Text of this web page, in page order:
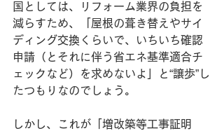
国としては、リフォーム業界の負担を
減らすため、「屋根の葺き替えやサイ
ディング交換くらいで、いちいち確認
申請（とそれに伴う省エネ基準適合チ
ェックなど）を求めないよ」と“譲歩”し
たつもりなのでしょう。
しかし、これが「増改築等工事証明